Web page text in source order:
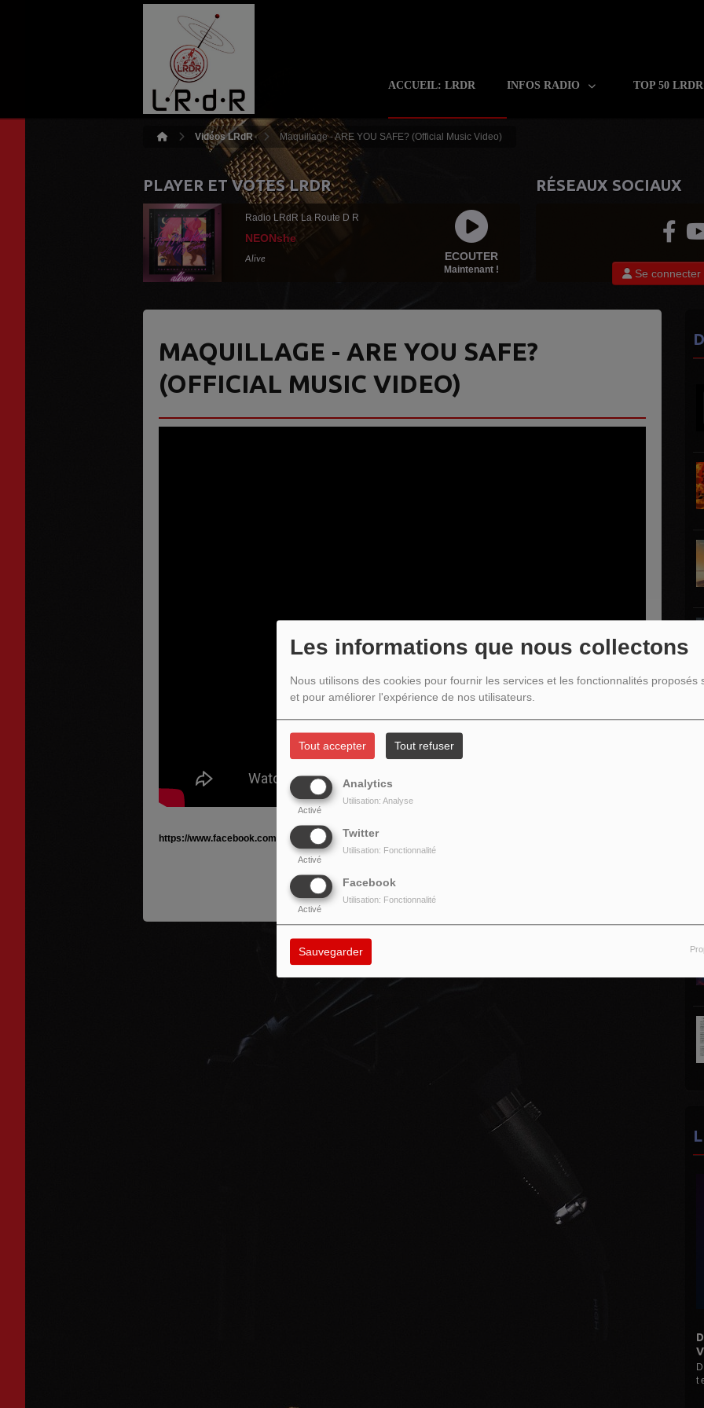
Les informations que nous collectons
Nous utilisons des cookies pour fournir les services et les fonctionnalités proposés
et pour améliorer l'expérience de nos utilisateurs.
Tout accepter Tout refuser
Analytics
Activé
Utilisation: Analyse
Twitter
Activé
Utilisation: Fonctionnalité
Facebook
Activé
Utilisation: Fonctionnalité
Sauvegarder
ACCUEIL: LRDR INFOS RADIO TOP 50 LRDR
Vidéos LRdR Maquillage - ARE YOU SAFE? (Official Music Video)
PLAYER ET VOTES LRDR
ECOUTER
Maintenant !
Radio LRdR La Route D R
NEONshe
Alive
RÉSEAUX SOCIAUX
Se connecter
MAQUILLAGE - ARE YOU SAFE?
(OFFICIAL MUSIC VIDEO)
https://www.facebook.com/Maquillage.band